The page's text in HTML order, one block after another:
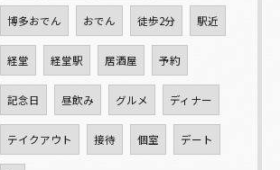
博多おでん おでん 徒歩2分 駅近
経堂 経堂駅 居酒屋 予約
記念日 昼飲み グルメ ディナー
テイクアウト 接待 個室 デート